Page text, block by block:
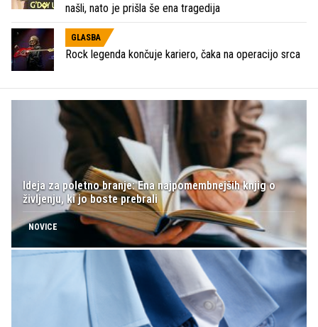
našli, nato je prišla še ena tragedija
GLASBA
Rock legenda končuje kariero, čaka na operacijo srca
Ideja za poletno branje: Ena najpomembnejših knjig o
življenju, ki jo boste prebrali
NOVICE